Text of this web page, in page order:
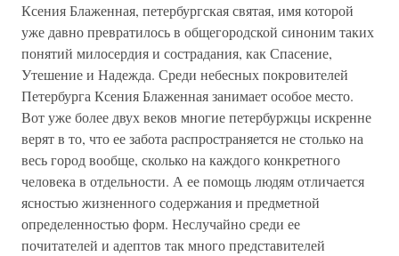
Ксения Блаженная, петербургская святая, имя которой
уже давно превратилось в общегородской синоним таких
понятий милосердия и сострадания, как Спасение,
Утешение и Надежда. Среди небесных покровителей
Петербурга Ксения Блаженная занимает особое место.
Вот уже более двух веков многие петербуржцы искренне
верят в то, что ее забота распространяется не столько на
весь город вообще, сколько на каждого конкретного
человека в отдельности. А ее помощь людям отличается
ясностью жизненного содержания и предметной
определенностью форм. Неслучайно среди ее
почитателей и адептов так много представителей